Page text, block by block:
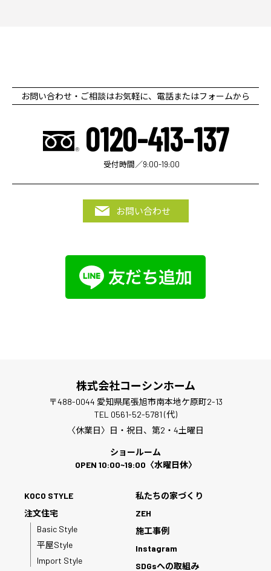
お問い合わせ・ご相談はお気軽に、電話またはフォームから
0120-413-137
受付時間／9:00-19:00
お問い合わせ
株式会社コーシンホーム
〒488-0044 愛知県尾張旭市南本地ケ原町2-13
TEL 0561-52-5781 (代)
〈休業日〉日・祝日、第2・4土曜日
ショールーム
OPEN 10:00~19:00〈水曜日休〉
KOCO STYLE
注文住宅
Basic Style
平屋Style
Import Style
私たちの家づくり
ZEH
施工事例
Instagram
SDGsへの取組み